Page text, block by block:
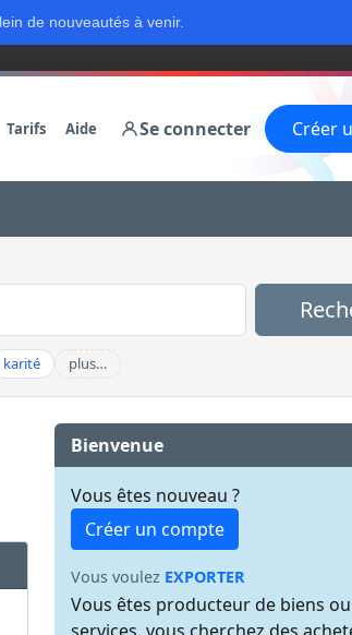
de nouveautés à venir.
Tarifs Aide Se connecter Créer
karité plus…
Bienvenue
Vous êtes nouveau ?
Créer un compte
Vous voulez EXPORTER
Vous êtes producteur de biens